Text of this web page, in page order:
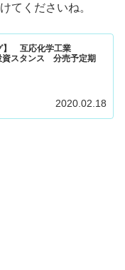
てくださいね。
】 互応化学工業
資スタンス 分売予定期
2020.02.18